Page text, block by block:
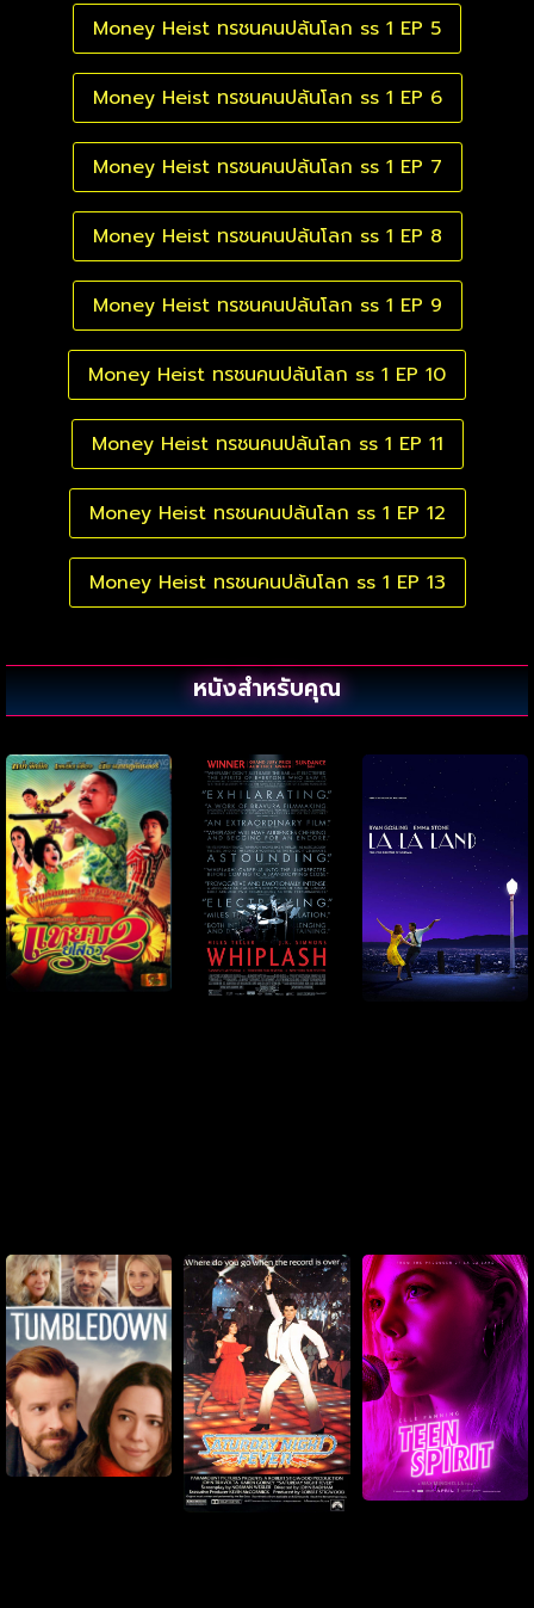
Money Heist ทรชนคนปล้นโลก ss 1 EP 5
Money Heist ทรชนคนปล้นโลก ss 1 EP 6
Money Heist ทรชนคนปล้นโลก ss 1 EP 7
Money Heist ทรชนคนปล้นโลก ss 1 EP 8
Money Heist ทรชนคนปล้นโลก ss 1 EP 9
Money Heist ทรชนคนปล้นโลก ss 1 EP 10
Money Heist ทรชนคนปล้นโลก ss 1 EP 11
Money Heist ทรชนคนปล้นโลก ss 1 EP 12
Money Heist ทรชนคนปล้นโลก ss 1 EP 13
หนังสำหรับคุณ